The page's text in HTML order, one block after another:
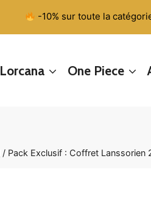
-10% sur toute la
Lorcana One Piece
/ Pack Exclusif : Coffret Lanssorien